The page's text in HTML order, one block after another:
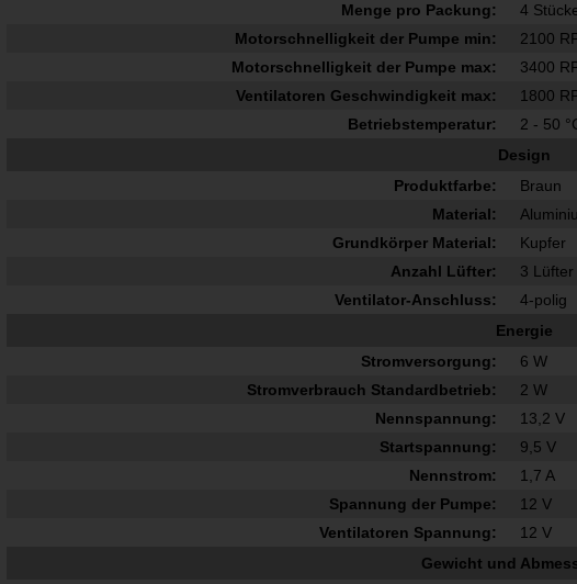
Menge pro Packung:
4
Motorschnelligkeit der Pumpe min:
2100
Motorschnelligkeit der Pumpe max:
3400
Ventilatoren Geschwindigkeit max:
1800
Betriebstemperatur:
2 - 50
Design
Produktfarbe:
Braun
Material:
Grundkörper Material:
Kupfer
Anzahl Lüfter:
3 Lüfter
Ventilator-Anschluss:
4-polig
Energie
Stromversorgung:
6 W
Stromverbrauch Standardbetrieb:
2 W
Nennspannung:
13,2 V
Startspannung:
9,5 V
Nennstrom:
1,7 A
Spannung der Pumpe:
12 V
Ventilatoren Spannung:
12 V
Gewicht und